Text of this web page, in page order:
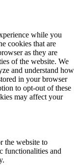
while you
cookies that are
as they are
of the website. We
and understand how
in your browser
to opt-out of these
may affect your
the website to
functionalities and